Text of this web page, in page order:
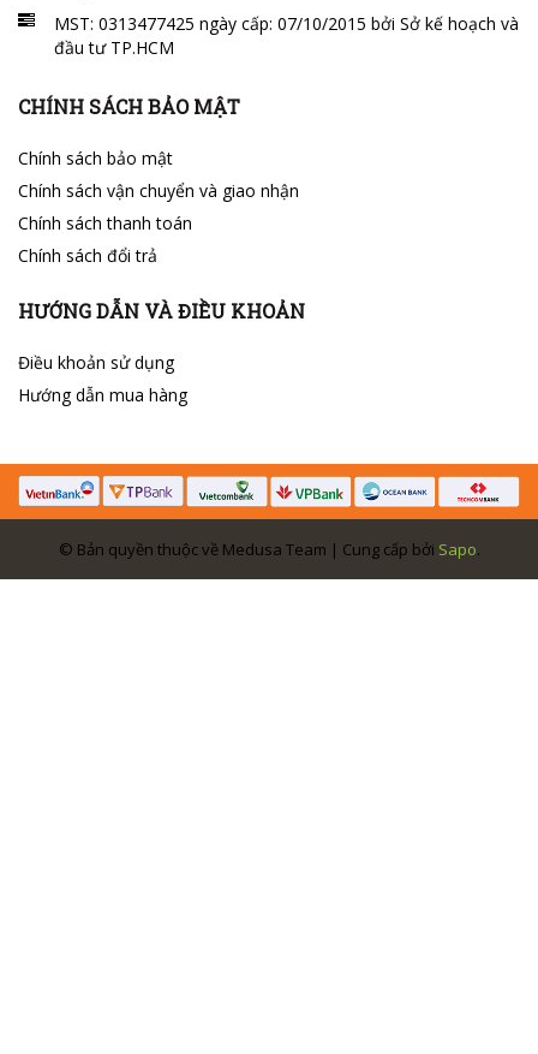
MST: 0313477425 ngày cấp: 07/10/2015 bởi Sở kế hoạch và
đầu tư TP.HCM
CHÍNH SÁCH BẢO MẬT
Chính sách bảo mật
Chính sách vận chuyển và giao nhận
Chính sách thanh toán
Chính sách đổi trả
HƯỚNG DẪN VÀ ĐIỀU KHOẢN
Điều khoản sử dụng
Hướng dẫn mua hàng
© Bản quyền thuộc về Medusa Team | Cung cấp bởi Sapo.